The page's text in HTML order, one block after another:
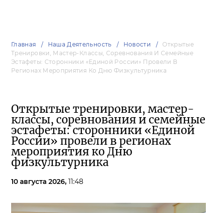
Главная Наша Деятельность Новости
Открытые
Тренировки, Мастер-Классы, Соревнования И Семейные
Эстафеты: Сторонники «Единой России» Провели В
Регионах Мероприятия Ко Дню Физкультурника
Открытые тренировки, мастер-
классы, соревнования и семейные
эстафеты: сторонники «Единой
России» провели в регионах
мероприятия ко Дню
физкультурника
10 августа 2026, 11:48